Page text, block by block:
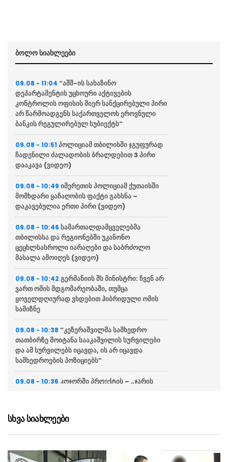
ბოლო სიახლეები
09.08 - 11:04 “აშშ-ის სახაზინო
დეპარტამენტის უცხოური აქტივების
კონტროლის ოფისის მიერ სანქცირებული პირი
არ წარმოადგენს საქართველოს ეროვნული
ბანკის რეგულირებულ სუბიექტს”
09.08 - 10:51 პოლიციამ თბილისში ჯგუფურად
ჩადენილი ძალადობის ბრალდებით 3 პირი
დააკავა (ვიდეო)
09.08 - 10:49 იმერეთის პოლიციამ ქუთაისში
მომხდარი ყაჩაღობის ფაქტი გახსნა –
დაკავებულია ერთი პირი (ვიდეო)
09.08 - 10:46 სამართალდამცველებმა
თბილისსა და რეგიონებში უკანონო
ცეცხლსასროლი იარაღები და საბრძოლო
მასალა ამოიღეს (ვიდეო)
09.08 - 10:42 გერმანიის შს მინისტრი: ჩვენ არ
ვართ ომის მდგომარეობაში, თუმცა
ყოველდღიურად ვხდებით ჰიბრიდული ომის
სამიზნე
09.08 - 10:38 “კეზერაშვილმა სამხედრო
თათბირზე მოიტანა სააკაშვილის სურვილები
და ამ სურვილებს იცავდა, ის არ იცავდა
სამხედროების პოზიციებს”
09.08 - 10:36 კოჯორში პროექტის – „ჯარის
09.08 - 10:34
“რეფორმები რომელიც
ოქრუაშვილმა ჩაატარა, მიმართული იყო ჯარის
სხვა სიახლეები